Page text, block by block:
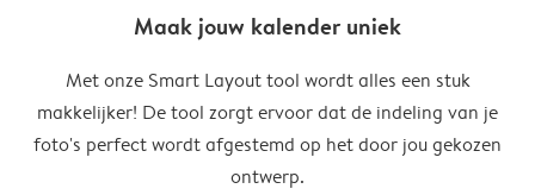
Maak jouw kalender uniek
Met onze Smart Layout tool wordt alles een stuk
makkelijker! De tool zorgt ervoor dat de indeling van je
foto's perfect wordt afgestemd op het door jou gekozen
ontwerp.